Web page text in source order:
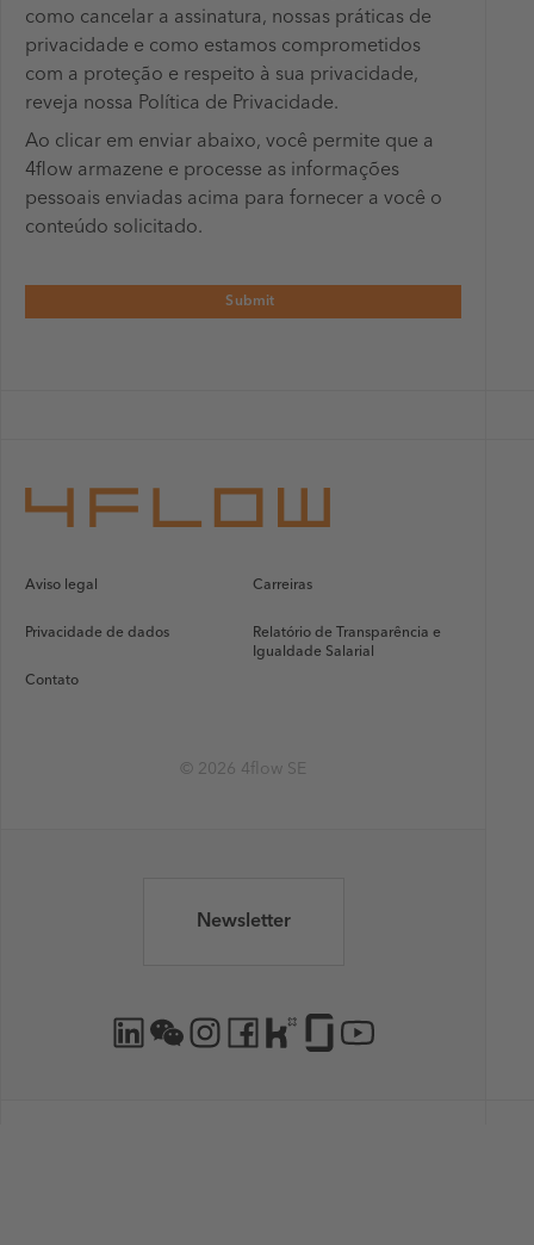
como cancelar a assinatura, nossas práticas de
privacidade e como estamos comprometidos
com a proteção e respeito à sua privacidade,
reveja nossa Política de Privacidade.
Ao clicar em enviar abaixo, você permite que a
4flow armazene e processe as informações
pessoais enviadas acima para fornecer a você o
conteúdo solicitado.
Aviso legal
Privacidade de dados
Contato
Carreiras
Relatório de Transparência e
Igualdade Salarial
© 2026 4flow SE
Newsletter